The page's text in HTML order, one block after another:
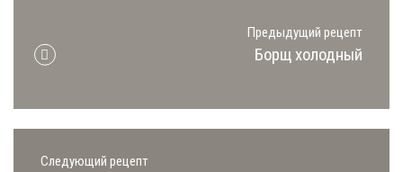
Предыдущий рецепт
Борщ холодный
Следующий рецепт